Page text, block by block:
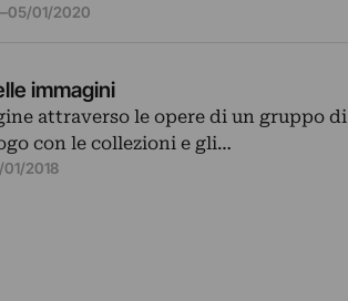
–05/01/2020
immagini
attraverso le opere di un gruppo di
con le collezioni e gli…
2018